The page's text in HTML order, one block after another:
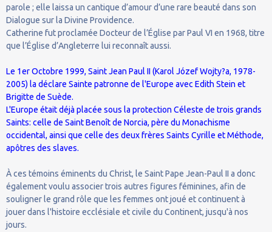
parole ; elle laissa un cantique d’amour d’une rare beauté dans son
Dialogue sur la Divine Providence.
Catherine fut proclamée Docteur de l’Église par Paul VI en 1968, titre
que l’Église d’Angleterre lui reconnaît aussi.
Le 1er Octobre 1999, Saint Jean Paul II (Karol Józef Wojty?a, 1978-
2005) la déclare Sainte patronne de l'Europe avec Edith Stein et
Brigitte de Suède.
L'Europe était déjà placée sous la protection Céleste de trois grands
Saints: celle de Saint Benoît de Norcia, père du Monachisme
occidental, ainsi que celle des deux frères Saints Cyrille et Méthode,
apôtres des slaves.
À ces témoins éminents du Christ, le Saint Pape Jean-Paul II a donc
également voulu associer trois autres figures féminines, afin de
souligner le grand rôle que les femmes ont joué et continuent à
jouer dans l'histoire ecclésiale et civile du Continent, jusqu'à nos
jours.